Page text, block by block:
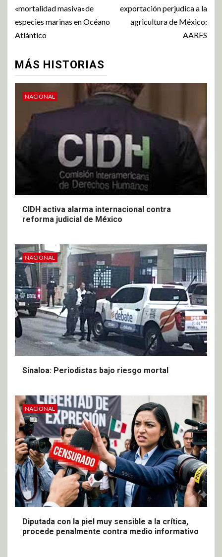
«mortalidad masiva»de
especies marinas en Océano
Atlántico
exportación perjudica a la
agricultura de México:
AARFS
MÁS HISTORIAS
NACIONAL
CIDH activa alarma internacional contra
reforma judicial de México
NACIONAL
Sinaloa: Periodistas bajo riesgo mortal
NACIONAL
Diputada con la piel muy sensible a la crítica,
procede penalmente contra medio informativo